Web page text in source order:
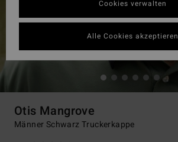
Otis Mangrove
Männer Schwarz Truckerkappe
Cookies verwalten
Alle Cookies akzeptieren